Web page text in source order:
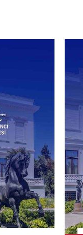
ötürü programda her
açık rıza veren
kullanılmaz; bu
şekilde çekim
izni zorunludur.
saklanır; üçüncü